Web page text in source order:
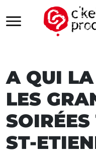
A QUI
LES
ST-